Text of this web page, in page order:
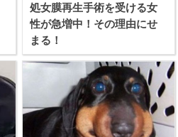
処女膜再生手術を受ける女
性が急増中！その理由にせ
まる！